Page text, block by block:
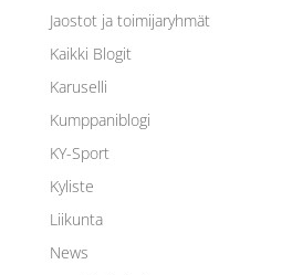
Jaostot ja toimijaryhmät
Kaikki Blogit
Karuselli
Kumppaniblogi
KY-Sport
Kyliste
Liikunta
News